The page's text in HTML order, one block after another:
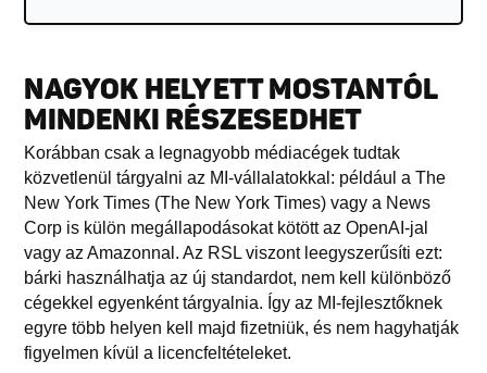
NAGYOK HELYETT MOSTANTÓL
MINDENKI RÉSZESEDHET
Korábban csak a legnagyobb médiacégek tudtak
közvetlenül tárgyalni az MI-vállalatokkal: például a The
New York Times (The New York Times) vagy a News
Corp is külön megállapodásokat kötött az OpenAI-jal
vagy az Amazonnal. Az RSL viszont leegyszerűsíti ezt:
bárki használhatja az új standardot, nem kell különböző
cégekkel egyenként tárgyalnia. Így az MI-fejlesztőknek
egyre több helyen kell majd fizetniük, és nem hagyhatják
figyelmen kívül a licencfeltételeket.